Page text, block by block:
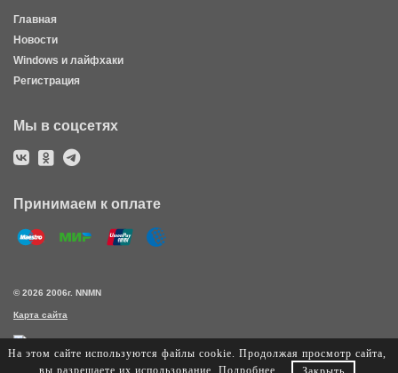
Главная
Новости
Windows и лайфхаки
Регистрация
Мы в соцсетях
Принимаем к оплате
© 2026 2006г. NNMN
Карта сайта
На этом сайте используются файлы cookie. Продолжая просмотр сайта,